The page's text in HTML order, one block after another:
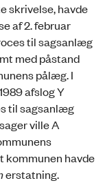
skrivelse, havde
af 2. februar
til sagsanlæg
med påstand
pålæg. I
afslog Y
til sagsanlæg
ville A
kommunen havde
erstatning.